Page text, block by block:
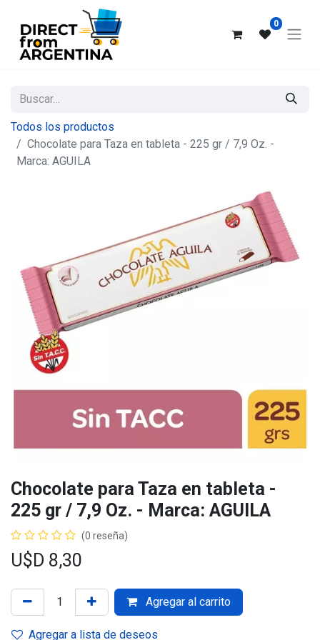
0
Todos los productos
Chocolate para Taza en tableta - 225 gr / 7,9 Oz. -
Marca: AGUILA
Chocolate para Taza en tableta -
225 gr / 7,9 Oz. - Marca: AGUILA
(0 reseña)
U$D 8,30
Agregar al carrito
Agregar a lista de deseos